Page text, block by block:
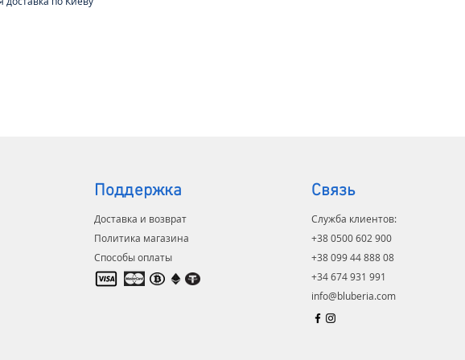
матрас, подушка, кислородная маска.
Поддержка
Доставка и возврат
Политика магазина
Способы оплаты
Связь
Служба клиентов:
+38 0500 602 900
+38 099 44 888 08
+34 674 931 991
info@bluberia.com